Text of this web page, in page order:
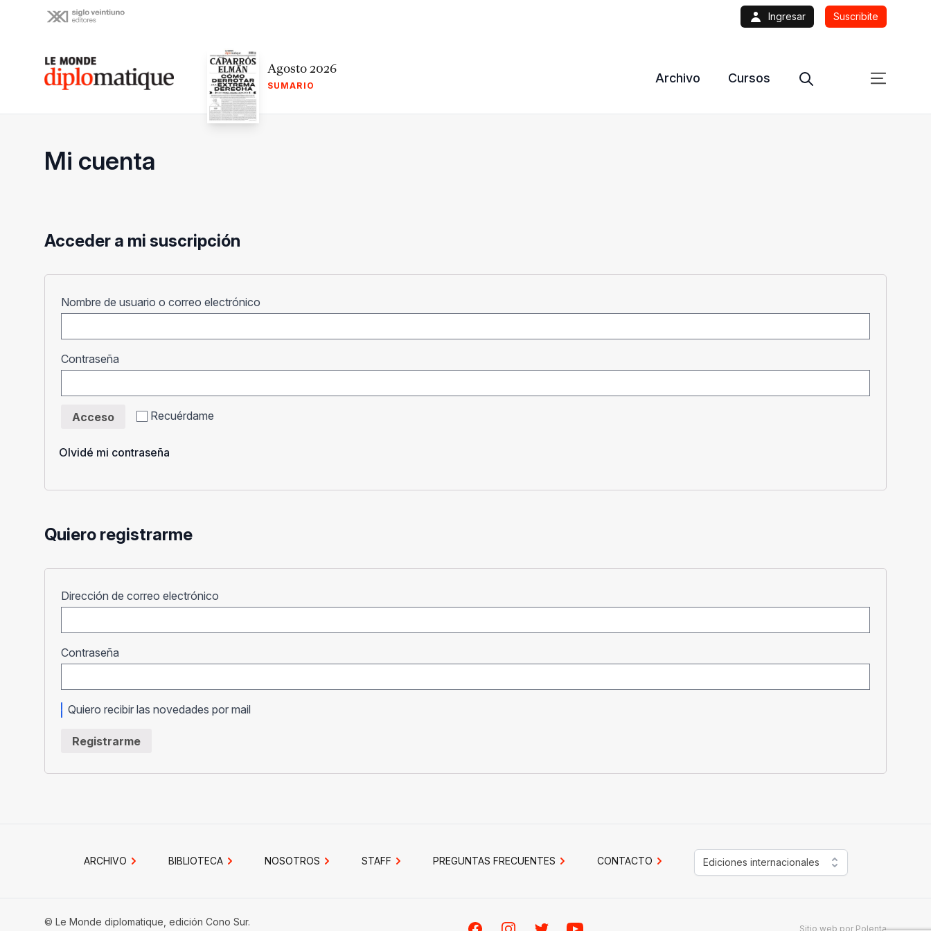
Ingresar Suscribite
Le monde diplomatique Agosto 2026
SUMARIO
Archivo Cursos
Mi cuenta
Acceder a mi suscripción
Nombre de usuario o correo electrónico
Contraseña
Recuérdame
Acceso
Olvidé mi contraseña
Quiero registrarme
Dirección de correo electrónico
Contraseña
Quiero recibir las novedades por mail
Registrarme
ARCHIVO BIBLIOTECA NOSOTROS STAFF PREGUNTAS FRECUENTES CONTACTO Ediciones internacionales
© Le Monde diplomatique, edición Cono Sur.
Sitio web por Polenta